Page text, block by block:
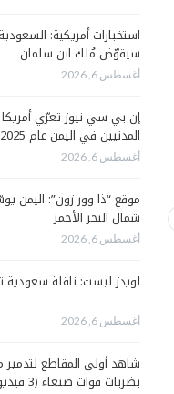
استخبارات أمريكية:
سيقوّض مُلك ابن سلمان
أغسطس 6, 2026
إن بي سي نيوز تعرّي أمريكا
المدنيين في اليمن عام 2025
أغسطس 6, 2026
موقع “ذا وور زون”: اليمن
شمال البحر الأحمر
أغسطس 6, 2026
لويدز ليست: ناقلة
أغسطس 6, 2026
شاهد أولى المقاطع لتدمير
بضربات قوات صنعاء (3 فيديوهات)